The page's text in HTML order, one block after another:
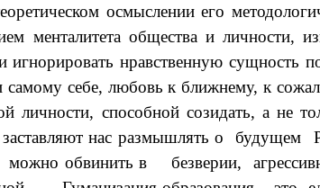
осмыслении его
менталитета общества и личности,
нравственную сущность
самому себе, любовь к ближнему, к
личности, способной созидать, а не
нас размышлять о будущем
можно обвинить в безверии,